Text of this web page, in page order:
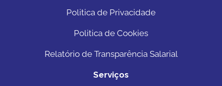
Politica de Privacidade
Politica de Cookies
Relatório de Transparência Salarial
Serviços